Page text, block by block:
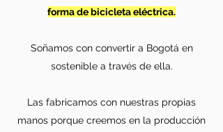
forma de bicicleta eléctrica.
Soñamos con convertir a Bogotá en
sostenible a través de ella.
Las fabricamos con nuestras propias
manos porque creemos en la producción